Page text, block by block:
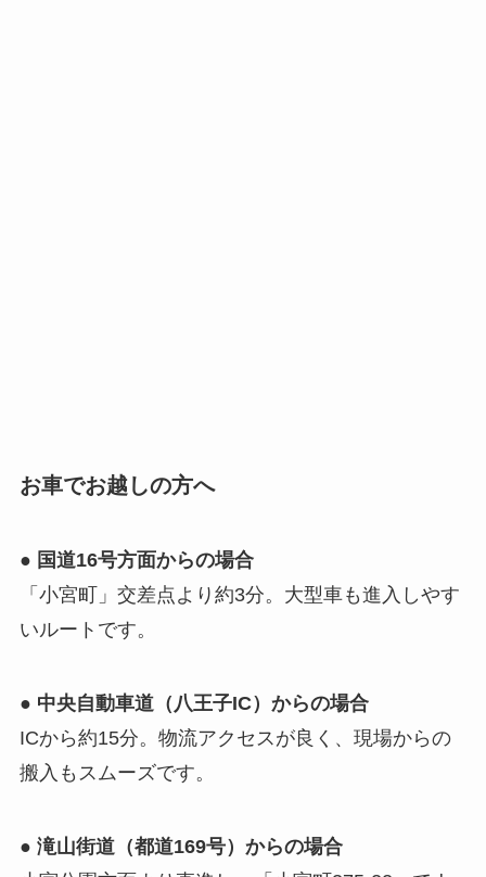
お車でお越しの方へ
● 国道16号方面からの場合
「小宮町」交差点より約3分。大型車も進入しやす
いルートです。
● 中央自動車道（八王子IC）からの場合
ICから約15分。物流アクセスが良く、現場からの
搬入もスムーズです。
● 滝山街道（都道169号）からの場合